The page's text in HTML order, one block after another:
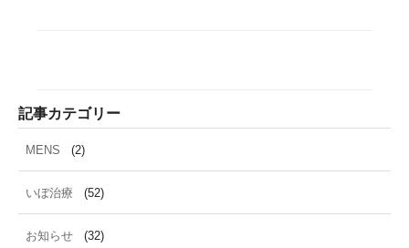
記事カテゴリー
MENS (2)
いぼ治療 (52)
お知らせ (32)